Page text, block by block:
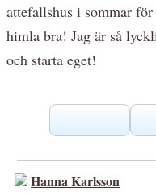
attefallshus i sommar
himla bra! Jag är så
och starta eget!
Hanna Karlsson